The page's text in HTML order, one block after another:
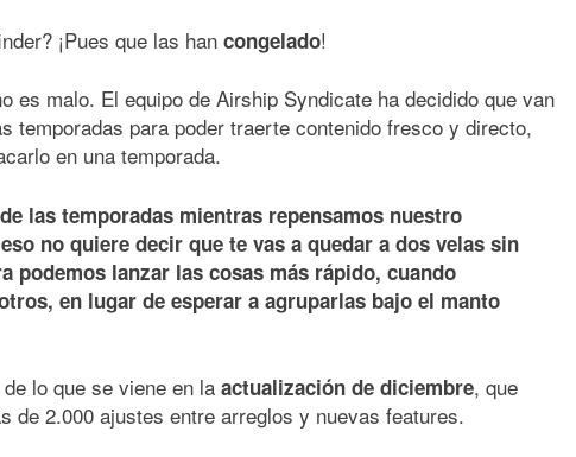
¡Pues que las han congelado!
es malo. El equipo de Airship Syndicate ha decidido que van
temporadas para poder traerte contenido fresco y directo,
en una temporada.
las temporadas mientras repensamos nuestro
no quiere decir que te vas a quedar a dos velas sin
podemos lanzar las cosas más rápido, cuando
en lugar de esperar a agruparlas bajo el manto
lo que se viene en la actualización de diciembre, que
de 2.000 ajustes entre arreglos y nuevas features.